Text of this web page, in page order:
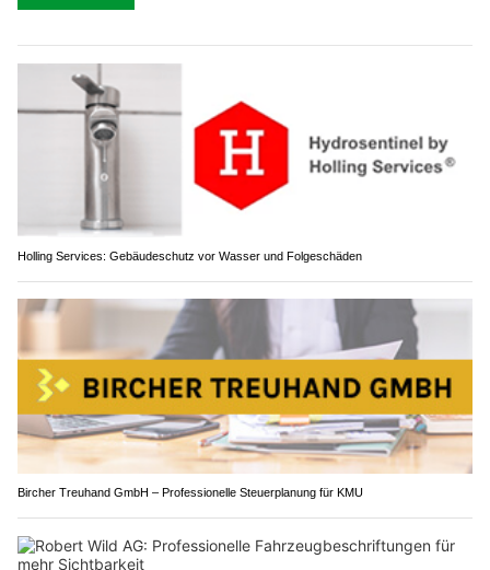
Holling Services: Gebäudeschutz vor Wasser und Folgeschäden
Bircher Treuhand GmbH – Professionelle Steuerplanung für KMU